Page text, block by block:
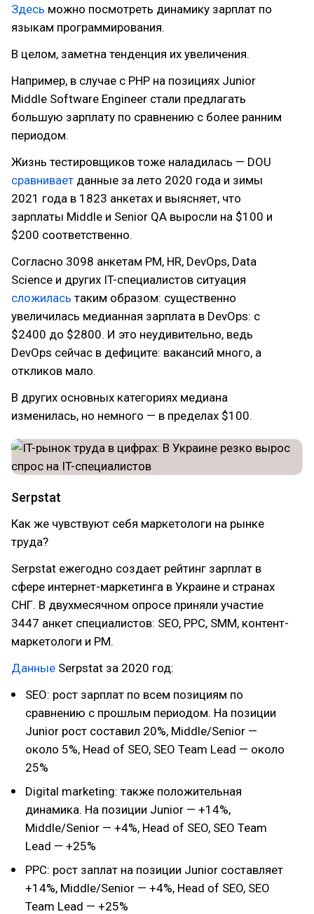
Здесь можно посмотреть динамику зарплат по
языкам программирования.
В целом, заметна тенденция их увеличения.
Например, в случае с PHP на позициях Junior
Middle Software Engineer стали предлагать
большую зарплату по сравнению с более ранним
периодом.
Жизнь тестировщиков тоже наладилась — DOU
сравнивает данные за лето 2020 года и зимы
2021 года в 1823 анкетах и выясняет, что
зарплаты Middle и Senior QA выросли на $100 и
$200 соответственно.
Согласно 3098 анкетам PM, HR, DevOps, Data
Science и других IT-специалистов ситуация
сложилась таким образом: существенно
увеличилась медианная зарплата в DevOps: с
$2400 до $2800. И это неудивительно, ведь
DevOps сейчас в дефиците: вакансий много, а
откликов мало.
В других основных категориях медиана
изменилась, но немного — в пределах $100.
Serpstat
Как же чувствуют себя маркетологи на рынке
труда?
Serpstat ежегодно создает рейтинг зарплат в
сфере интернет-маркетинга в Украине и странах
СНГ. В двухмесячном опросе приняли участие
3447 анкет специалистов: SEO, PPC, SMM, контент-
маркетологи и PM.
Данные Serpstat за 2020 год:
SEO: рост зарплат по всем позициям по
сравнению с прошлым периодом. На позиции
Junior рост составил 20%, Middle/Senior —
около 5%, Head of SEO, SEO Team Lead — около
25%
Digital marketing: также положительная
динамика. На позиции Junior — +14%,
Middle/Senior — +4%, Head of SEO, SEO Team
Lead — +25%
PPC: рост заплат на позиции Junior составляет
+14%, Middle/Senior — +4%, Head of SEO, SEO
Team Lead — +25%